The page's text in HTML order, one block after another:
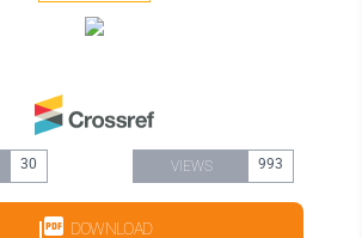
30 VIEWS 993
DOWNLOAD